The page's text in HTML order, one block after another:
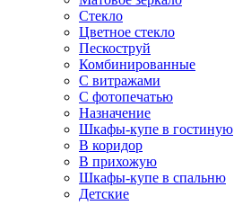
Стекло
Цветное стекло
Пескоструй
Комбинированные
С витражами
С фотопечатью
Назначение
Шкафы-купе в гостиную
В коридор
В прихожую
Шкафы-купе в спальню
Детские